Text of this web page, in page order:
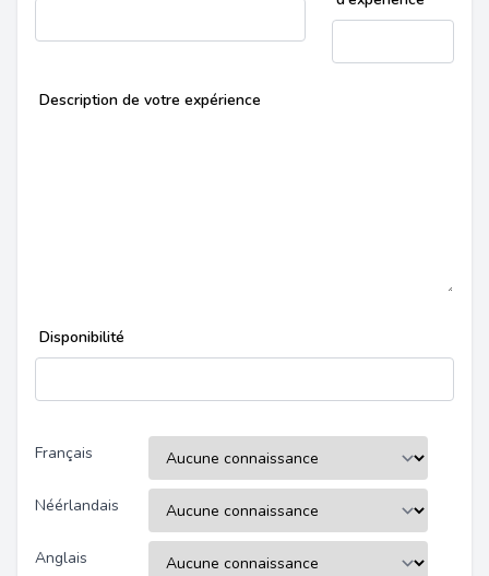
Description de votre expérience
Disponibilité
Français
Néérlandais
Anglais